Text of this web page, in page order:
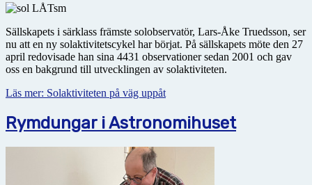
Sällskapets i särklass främste solobservatör, Lars-Åke Truedsson, ser
nu att en ny solaktivitetscykel har börjat. På sällskapets möte den 27
april redovisade han sina 4431 observationer sedan 2001 och gav
oss en bakgrund till utvecklingen av solaktiviteten.
Läs mer: Solaktiviteten på väg uppåt
Rymdungar i Astronomihuset